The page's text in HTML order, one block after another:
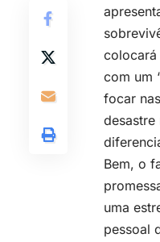
colocará
com um
focar
desastre
Bem, o
uma
pessoal